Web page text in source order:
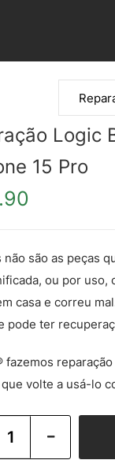
Logic
15 Pro
não são as peças
ou por uso,
casa e correu
pode ter
fazemos
volte a usá-lo